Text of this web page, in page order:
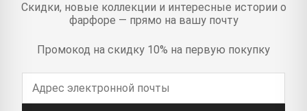
Скидки, новые коллекции и интересные истории о
фарфоре — прямо на вашу почту
Промокод на скидку 10% на первую покупку